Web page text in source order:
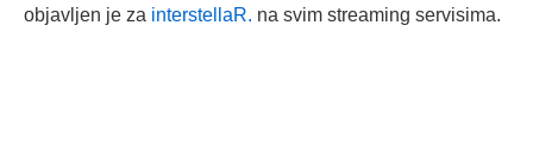
objavljen je za interstellaR. na svim streaming servisima.